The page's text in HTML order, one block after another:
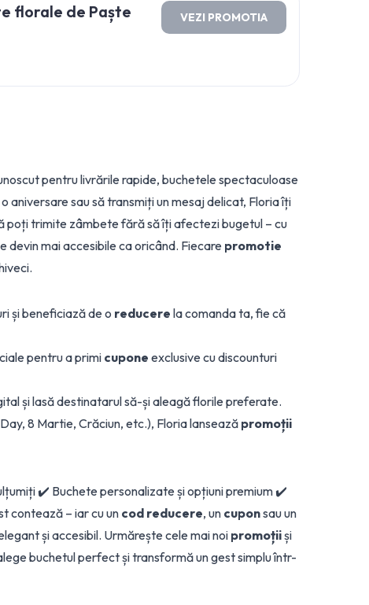
florale de Paște VEZI PROMOTIA
pentru livrările rapide, buchetele spectaculoase
aniversare sau să transmiți un mesaj delicat, Floria îți
poți trimite zâmbete fără să îți afectezi bugetul – cu
devin mai accesibile ca oricând. Fiecare promotie
și beneficiază de o reducere la comanda ta, fie că
pentru a primi cupone exclusive cu discounturi
și lasă destinatarul să-și aleagă florile preferate.
8 Martie, Crăciun, etc.), Floria lansează promoții
✔️ Buchete personalizate și opțiuni premium ✔️
contează – iar cu un cod reducere, un cuponsau un
și accesibil. Urmărește cele mai noi promoțiiși
buchetul perfect și transformă un gest simplu într-